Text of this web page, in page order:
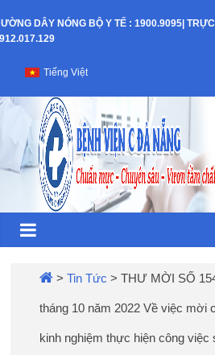
to
DÂY NÓNG BỘ Y TẾ : 1900.9095|
Bệnh
Viện
C
TP
Đà
Nẵng
Tiếng Việt
>Tin Tức >THƯ MỜI SỐ
tháng 10 năm 2022 Về việc mời
kinh nghiệm thực hiện công